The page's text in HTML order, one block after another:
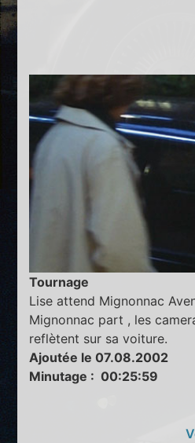
Tournage
Lise attend Mignonnac
Mignonnac part , les
reflètent sur sa voiture.
Ajoutée le 07.08.2002
Minutage : 00:25:59